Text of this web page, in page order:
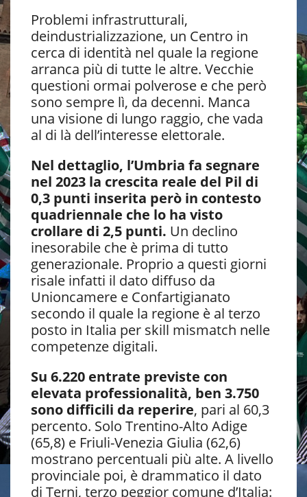
Problemi infrastrutturali,
deindustrializzazione, un Centro in
cerca di identità nel quale la regione
arranca più di tutte le altre. Vecchie
questioni ormai polverose e che però
sono sempre lì, da decenni. Manca
una visione di lungo raggio, che vada
al di là dell’interesse elettorale.
Nel dettaglio, l’Umbria fa segnare
nel 2023 la crescita reale del Pil di
0,3 punti inserita però in contesto
quadriennale che lo ha visto
crollare di 2,5 punti. Un declino
inesorabile che è prima di tutto
generazionale. Proprio a questi giorni
risale infatti il dato diffuso da
Unioncamere e Confartigianato
secondo il quale la regione è al terzo
posto in Italia per skill mismatch nelle
competenze digitali.
Su 6.220 entrate previste con
elevata professionalità, ben 3.750
sono difficili da reperire, pari al 60,3
percento. Solo Trentino-Alto Adige
(65,8) e Friuli-Venezia Giulia (62,6)
mostrano percentuali più alte. A livello
provinciale poi, è drammatico il dato
di Terni, terzo peggior comune d’Italia: